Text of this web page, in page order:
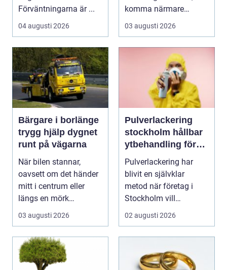
Förväntningarna är ...
04 augusti 2026
komma närmare
naturen och känna
03 augusti 2026
Bärgare i borlänge
trygg hjälp dygnet
runt på vägarna
När bilen stannar,
oavsett om det händer
mitt i centrum eller
längs en mörk
landsväg, handlar allt
03 augusti 2026
Pulverlackering
stockholm hållbar
ytbehandling för
industri och design
Pulverlackering har
blivit en självklar
metod när företag i
Stockholm vill
kombinera slitstyrka,
02 augusti 2026